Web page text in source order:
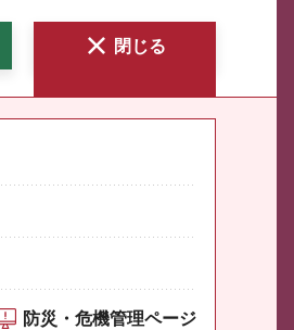
閉じる
防災・危機管理ページ